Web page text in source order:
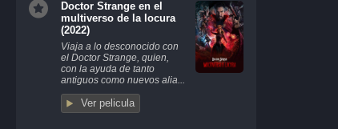
Doctor Strange en el
multiverso de la locura
(2022)
Viaja a lo desconocido con
el Doctor Strange, quien,
con la ayuda de tanto
antiguos como nuevos alia...
Ver pelicula